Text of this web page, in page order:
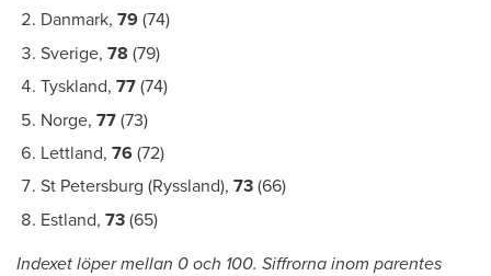
Danmark,79 (74)
Sverige,78 (79)
Tyskland,77 (74)
Norge,77 (73)
Lettland,76 (72)
St Petersburg (Ryssland),73 (66)
Estland,73 (65)
Indexet löper mellan 0 och 100. Siffrorna inom parentes